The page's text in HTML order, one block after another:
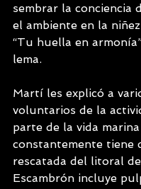
sembrar la conciencia
el ambiente en la
“Tu huella en
lema.
Martí les explicó a
voluntarios de la
parte de la vida
constantemente tiene
rescatada del litoral
Escambrón incluye